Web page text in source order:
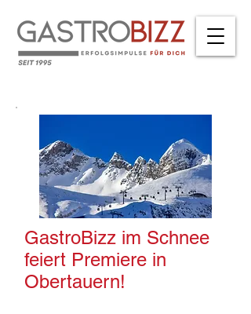
GastroBizz im Schnee
feiert Premiere in
Obertauern!